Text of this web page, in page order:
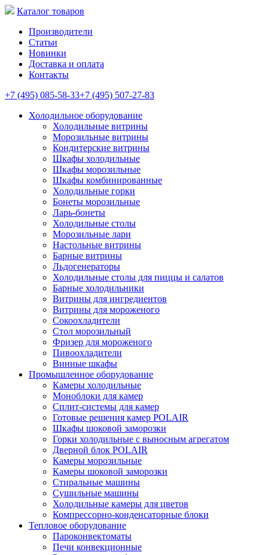
Каталог товаров
Производители
Статьи
Новинки
Доставка и оплата
Контакты
+7 (495) 085-58-33+7 (495) 507-27-83
Холодильное оборудование
Холодильные витрины
Морозильные витрины
Кондитерские витрины
Шкафы холодильные
Шкафы морозильные
Шкафы комбинированные
Холодильные горки
Бонеты морозильные
Ларь-бонеты
Холодильные столы
Морозильные лари
Настольные витрины
Барные витрины
Льдогенераторы
Холодильные столы для пиццы и салатов
Барные холодильники
Витрины для ингредиентов
Витрины для мороженого
Сокоохладители
Стол морозильный
Фризер для мороженого
Пивоохладители
Винные шкафы
Промышленное оборудование
Камеры холодильные
Моноблоки для камер
Сплит-системы для камер
Готовые решения камер POLAIR
Шкафы шоковой заморозки
Горки холодильные с выносным агрегатом
Дверной блок POLAIR
Камеры морозильные
Камеры шоковой заморозки
Стиральные машины
Сушильные машины
Холодильные камеры для цветов
Компрессорно-конденсаторные блоки
Тепловое оборудование
Пароконвектоматы
Печи конвекционные